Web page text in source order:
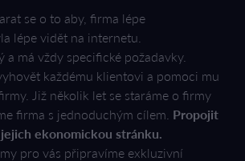
se o to aby, firma lépe
lépe vidět na internetu.
a má vždy specifické požadavky.
každému klientovi a pomoci mu
Již několik let se staráme o firmy
firma s jednoduchým cílem. Propojit
ekonomickou stránku.
pro vás připravíme exkluzivní